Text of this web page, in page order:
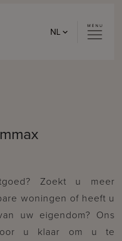
NL
Zoekt u meer
woningen of heeft u
uw eigendom? Ons
u klaar om u te